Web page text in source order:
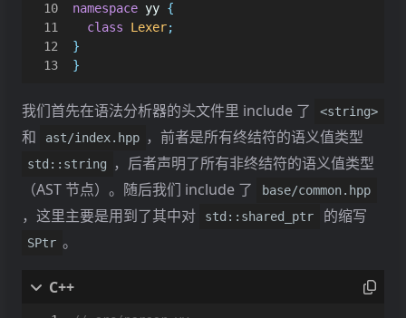
namespace yy {
class
Lexer;
}
}
我们首先在语法分析器的头文件里 include 了 <string>
和 ast/index.hpp ，前者是所有终结符的语义值类型
std::string
，后者声明了所有非终结符的语义值类型
（AST 节点）。随后我们 include 了
base/common.hpp
，这里主要是用到了其中对 std::shared_ptr 的缩写
SPtr 。